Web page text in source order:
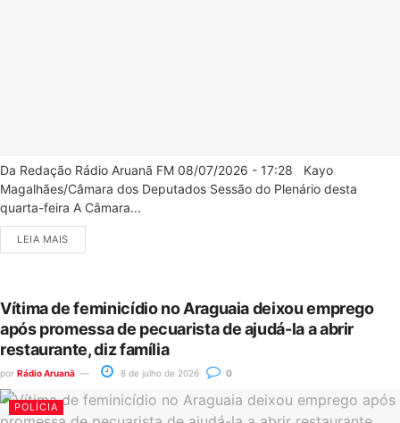
Da Redação Rádio Aruanã FM 08/07/2026 - 17:28 Kayo
Magalhães/Câmara dos Deputados Sessão do Plenário desta
quarta-feira A Câmara...
LEIA MAIS
Vítima de feminicídio no Araguaia deixou emprego
após promessa de pecuarista de ajudá-la a abrir
restaurante, diz família
por Rádio Aruanã 8 de julho de 2026 0
POLÍCIA